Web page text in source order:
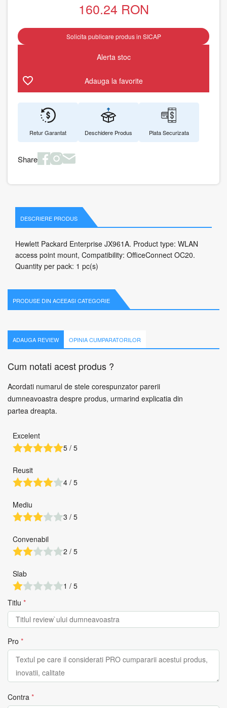
160.24 RON
Solicita publicare produs in SICAP
Alerta stoc
Adauga la favorite
Retur Garantat Deschidere Produs Plata Securizata
Share
DESCRIERE PRODUS
Hewlett Packard Enterprise JX961A. Product type: WLAN
access point mount, Compatibility: OfficeConnect OC20.
Quantity per pack: 1 pc(s)
PRODUSE DIN ACEEASI CATEGORIE
ADAUGA REVIEW OPINIA CUMPARATORILOR
Cum notati acest produs ?
Acordati numarul de stele corespunzator parerii
dumneavoastra despre produs, urmarind explicatia din
partea dreapta.
Excelent
5 / 5
Reusit
4 / 5
Mediu
3 / 5
Convenabil
2 / 5
Slab
1 / 5
Titlu *
Pro *
Contra *